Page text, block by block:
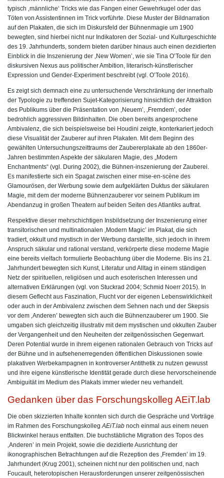
typisch ‚männliche‘ Tricks wie das Fangen einer Gewehrkugel oder das
Töten von Assistentinnen im Trick vorführte. Diese Muster der Bildnarration
auf den Plakaten, die sich im Diskursfeld der Bühnenmagie um 1900
bewegten, sind hierbei nicht nur Indikatoren der Sozial- und Kulturgeschichte
des 19. Jahrhunderts, sondern bieten darüber hinaus auch einen dezidierten
Einblick in die Inszenierung der ‚New Women’, wie sie Tina O’Toole für den
diskursiven Nexus aus politischer Ambition, literarisch-künstlerischer
Expression und Gender-Experiment beschreibt (vgl. O’Toole 2016).
Es zeigt sich demnach eine zu untersuchende Verschränkung der innerhalb
der Typologie zu treffenden Sujet-Kategorisierung hinsichtlich der Attraktion
des Publikums über die Präsentation von ‚Neuem’, ‚Fremdem’, oder
bedrohlich aggressiven Bildinhalten. Die oben bereits angesprochene
Ambivalenz, die sich beispielsweise bei Houdini zeigte, konterkariert jedoch
diese Visualität der Zauberer auf ihren Plakaten. Mit dem Beginn des
gewählten Untersuchungszeittraums der Zaubererplakate ab den 1860er-
Jahren bestimmten Aspekte der säkularen Magie, des „Modern
Enchantments“ (vgl. During 2002), die Bühnen-inszenierung der Zauberei.
Es manifestierte sich ein Spagat zwischen einer mise-en-scène des
Glamourösen, der Werbung sowie dem aufgeklärten Duktus der säkularen
Magie, mit dem der moderne Bühnenzauberer vor seinem Publikum im
Abendanzug in großen Theatern auf beiden Seiten des Atlantiks auftrat.
Respektive dieser mehrschichtigen Insbildsetzung der Inszenierung einer
transitorischen und multinationalen ‚Modern Magic’ im Plakat, die sich
tradiert, okkult und mystisch in der Werbung darstellte, sich jedoch in ihrem
Anspruch säkular und rational verstand, verkörperte diese moderne Magie
eine bereits vielfach formulierte Beobachtung über die Moderne. Bis ins 21.
Jahrhundert bewegten sich Kunst, Literatur und Alltag in einem ständigen
Netz der spirituellen, religiösen und auch esoterischen Interessen und
alternativen Erklärungen (vgl. von Stuckrad 2004; Schmid Noerr 2015). In
diesem Geflecht aus Faszination, Flucht vor der eigenen Lebenswirklichkeit
oder auch in der Ambivalenz zwischen dem Sehnen nach und der Skepsis
vor dem ‚Anderen’ bewegten sich auch die Bühnenzauberer um 1900. Sie
umgaben sich gleichzeitig illustrativ mit dem mystischen und okkulten Zauber
der Vergangenheit und den Neuheiten der zeitgenössischen Gegenwart.
Deren Potential wurde in ihrem eigenen rationalen Gebrauch von Tricks auf
der Bühne und in aufsehenerregenden öffentlichen Diskussionen sowie
plakativen Werbekampagnen in kontroverser Antithetik zu nutzen gewusst
und ihre eigene künstlerische Identität gerade durch diese hervorscheinende
Ambiguität im Medium des Plakats immer wieder neu verhandelt.
Gedanken über das Forschungskolleg AEiT.lab
Die oben skizzierten Inhalte konnten sich durch die Gespräche und Vorträge
im Rahmen des ForschungskollegAEiT.lab noch einmal aus einem neuen
Blickwinkel heraus entfalten. Die buchstäbliche Migration des Topos des
‚Anderen’ in mein Projekt, sowie die dezidierte Ausrichtung der
ikonographischen Betrachtungen auf die Rezeption des ‚Fremden’ im 19.
Jahrhundert (Krug 2001), scheinen nicht nur den politischen und, nach
Foucault, heterotopischen Herausforderungen unserer zeitgenössischen